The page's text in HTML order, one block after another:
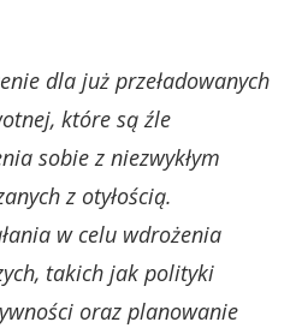
dla już przeładowanych
które są źle
sobie z niezwykłym
z otyłością.
w celu wdrożenia
takich jak polityki
oraz planowanie